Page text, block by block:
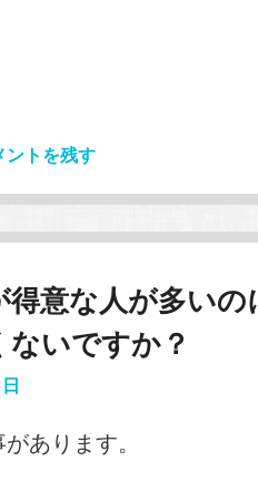
ントを残す
得意な人が多いの
いですか？
あります。